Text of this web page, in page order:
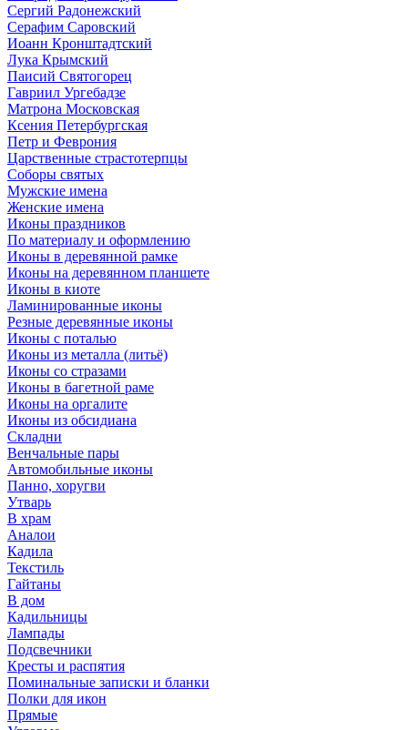
Сергий Радонежский
Серафим Саровский
Иоанн Кронштадтский
Лука Крымский
Паисий Святогорец
Гавриил Ургебадзе
Матрона Московская
Ксения Петербургская
Петр и Феврония
Царственные страстотерпцы
Соборы святых
Мужские имена
Женские имена
Иконы праздников
По материалу и оформлению
Иконы в деревянной рамке
Иконы на деревянном планшете
Иконы в киоте
Ламинированные иконы
Резные деревянные иконы
Иконы с поталью
Иконы из металла (литьё)
Иконы со стразами
Иконы в багетной раме
Иконы на оргалите
Иконы из обсидиана
Складни
Венчальные пары
Автомобильные иконы
Панно, хоругви
Утварь
В храм
Аналои
Кадила
Текстиль
Гайтаны
В дом
Кадильницы
Лампады
Подсвечники
Кресты и распятия
Поминальные записки и бланки
Полки для икон
Прямые